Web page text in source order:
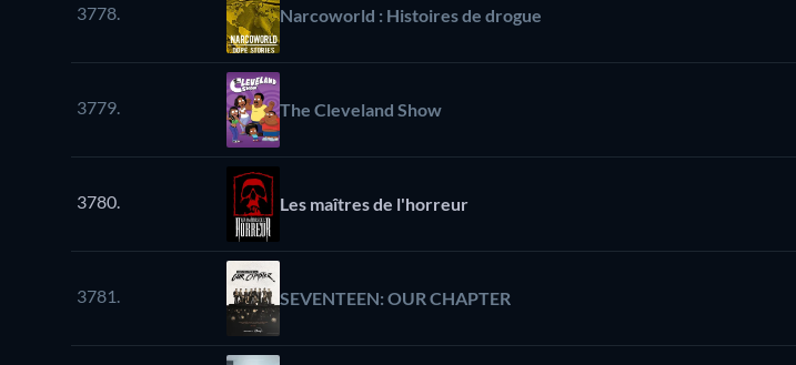
3778. Narcoworld : Histoires de drogue
3779. The Cleveland Show
3780. Les maîtres de l'horreur
3781. SEVENTEEN: OUR CHAPTER